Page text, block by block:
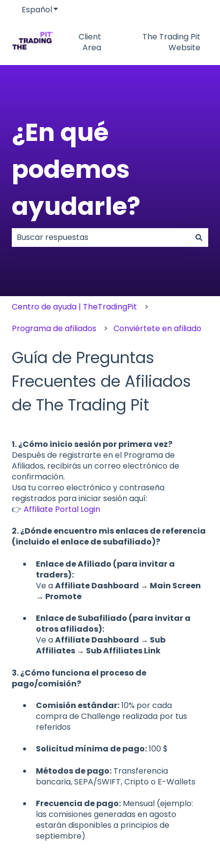
EspañolTraducciones de Mostrar submenú de
Client
Area
The Trading Pit
Website
¿En qué
podemos
ayudarle?
Centro de ayuda | TheTradingPit
Programa de afiliados
Conviértete en afiliado
Guía de Preguntas
Frecuentes de Afiliados
de The Trading Pit
1. ¿Cómo inicio sesión por primera vez?
Después de registrarte en el Programa de
Afiliados, recibirás un correo electrónico de
confirmación.
Usa tu correo electrónico y contraseña
registrados para iniciar sesión aquí:
👉 Affiliate Portal Login
2. ¿Dónde encuentro mis enlaces de referencia
(incluido el enlace de subafiliado)?
Enlace de Afiliado (para invitar a
traders):
Ve aAffiliate Dashboard → Main Screen
→ Promote
Enlace de Subafiliado (para invitar a
otros afiliados):
Ve aAffiliate Dashboard → Sub
Affiliates → Sub Affiliates Link
3. ¿Cómo funciona el proceso de
pago/comisión?
Comisión estándar:10% por cada
compra de Challenge realizada por tus
referidos
Solicitud mínima de pago:100 $
Métodos de pago: Transferencia
bancaria, SEPA/SWIFT, Cripto o E-Wallets
Frecuencia de pago: Mensual (ejemplo:
las comisiones generadas en agosto
estarán disponibles a principios de
septiembre)